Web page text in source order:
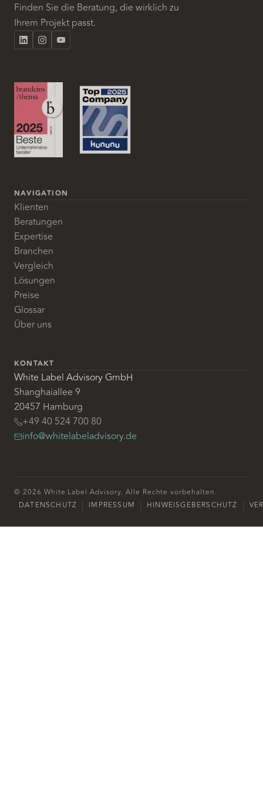
Finden Sie die Beratung, die wirklich zu
Ihrem Projekt passt.
NAVIGATION
Klienten
Beratungen
Expertise
Branchen
Vergleich
Lösungen
Preise
Glossar
Über uns
KONTAKT
White Label Advisory GmbH
Shanghaiallee 9
20457 Hamburg
+49 40 524 700 80
info@whitelabeladvisory.de
© 2026 White Label Advisory. Alle Rechte vorbehalten.
DATENSCHUTZ
IMPRESSUM HINWEISGEBERSCHUTZ